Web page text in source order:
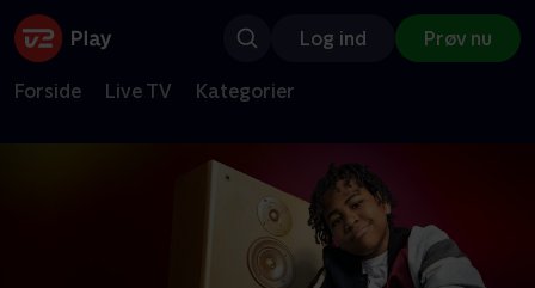
Log ind Prøv nu
Forside Live TV Kategorier